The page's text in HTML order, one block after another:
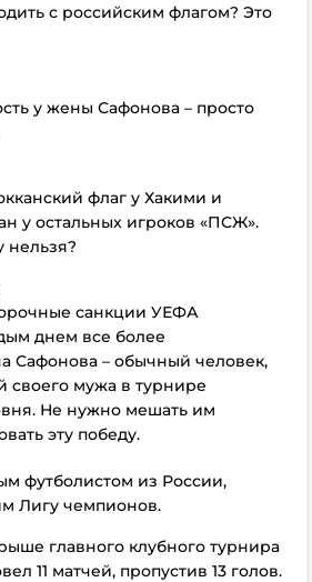
с российским флагом? Это
у жены Сафонова – просто
флаг у Хакими и
у остальных игроков «ПСЖ».
нельзя?
санкции УЕФА
днем все более
Сафонова – обычный человек,
мужа в турнире
Не нужно мешать им
эту победу.
футболистом из России,
Лигу чемпионов.
главного клубного турнира
11 матчей, пропустив 13 голов.